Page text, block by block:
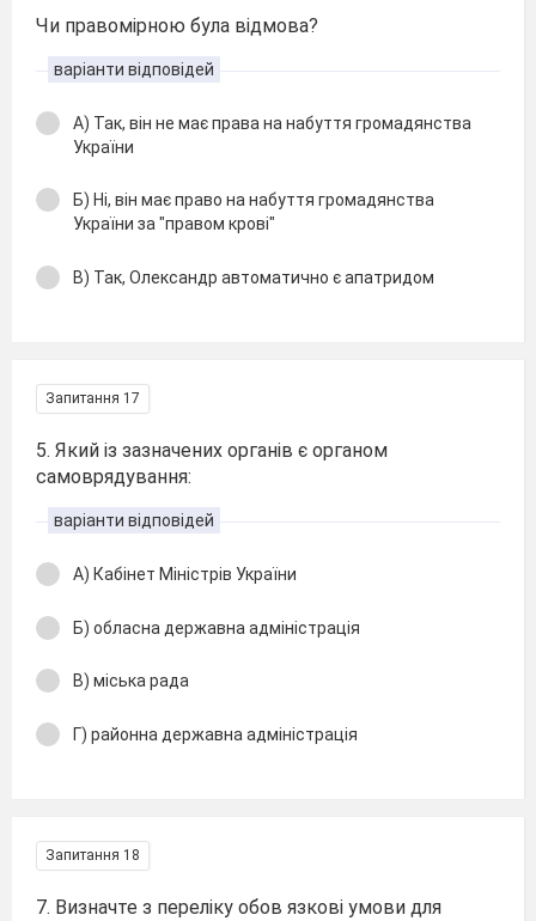
Чи правомірною була відмова?
варіанти відповідей
А) Так, він не має права на набуття громадянства
України
Б) Ні, він має право на набуття громадянства
України за "правом крові"
В) Так, Олександр автоматично є апатридом
Запитання 17
5. Який із зазначених органів є органом
самоврядування:
варіанти відповідей
А) Кабінет Міністрів України
Б) обласна державна адміністрація
В) міська рада
Г) районна державна адміністрація
Запитання 18
7. Визначте з переліку обов язкові умови для